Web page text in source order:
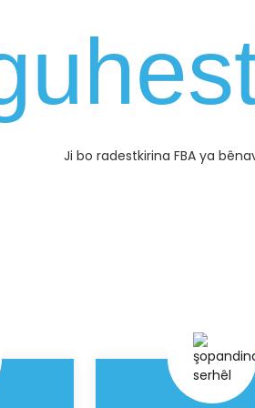
Ji bo radestkirina FBA ya